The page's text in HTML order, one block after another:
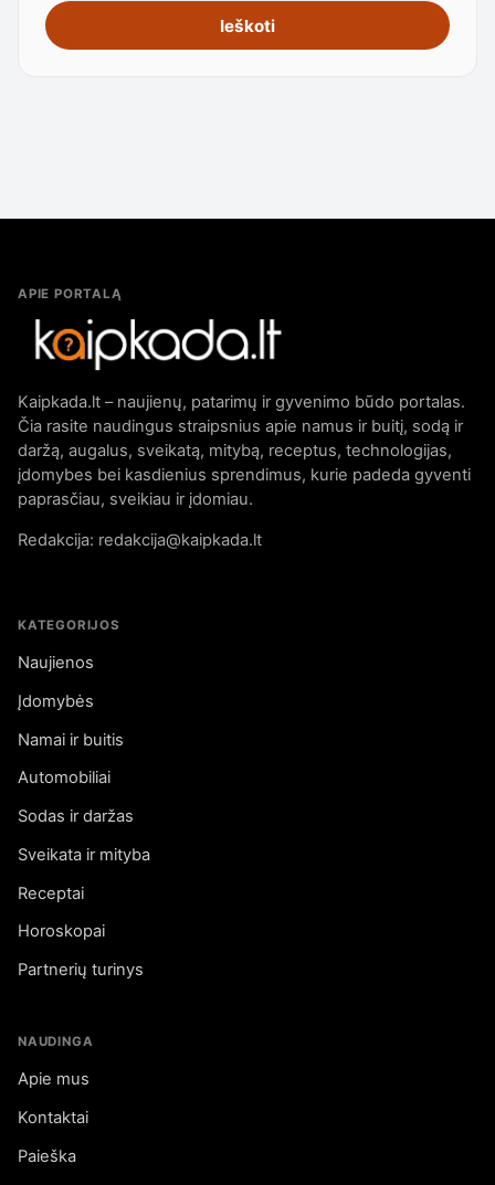
Ieškoti
APIE PORTALĄ
Kaipkada.lt – naujienų, patarimų ir gyvenimo būdo portalas.
Čia rasite naudingus straipsnius apie namus ir buitį, sodą ir
daržą, augalus, sveikatą, mitybą, receptus, technologijas,
įdomybes bei kasdienius sprendimus, kurie padeda gyventi
paprasčiau, sveikiau ir įdomiau.
Redakcija: redakcija@kaipkada.lt
KATEGORIJOS
Naujienos
Įdomybės
Namai ir buitis
Automobiliai
Sodas ir daržas
Sveikata ir mityba
Receptai
Horoskopai
Partnerių turinys
NAUDINGA
Apie mus
Kontaktai
Paieška